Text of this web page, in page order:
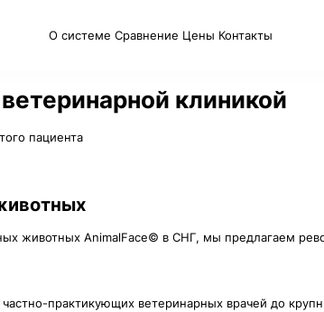
О системе Сравнение Цены Контакты
клиникой
пациента
животных AnimalFace© в СНГ, мы предлагаем
практикующих ветеринарных врачей до